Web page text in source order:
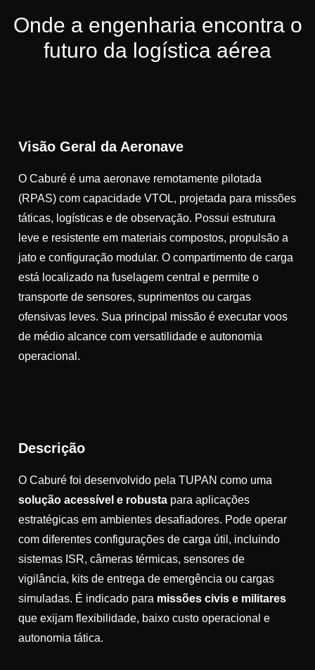
Onde a engenharia encontra o
futuro da logística aérea
Visão Geral da Aeronave
O Caburé é uma aeronave remotamente pilotada
(RPAS) com capacidade VTOL, projetada para missões
táticas, logísticas e de observação. Possui estrutura
leve e resistente em materiais compostos, propulsão a
jato e configuração modular. O compartimento de carga
está localizado na fuselagem central e permite o
transporte de sensores, suprimentos ou cargas
ofensivas leves. Sua principal missão é executar voos
de médio alcance com versatilidade e autonomia
operacional.
Descrição
O Caburé foi desenvolvido pela TUPAN como uma
solução acessível e robusta para aplicações
estratégicas em ambientes desafiadores. Pode operar
com diferentes configurações de carga útil, incluindo
sistemas ISR, câmeras térmicas, sensores de
vigilância, kits de entrega de emergência ou cargas
simuladas. É indicado para missões civis e militares
que exijam flexibilidade, baixo custo operacional e
autonomia tática.